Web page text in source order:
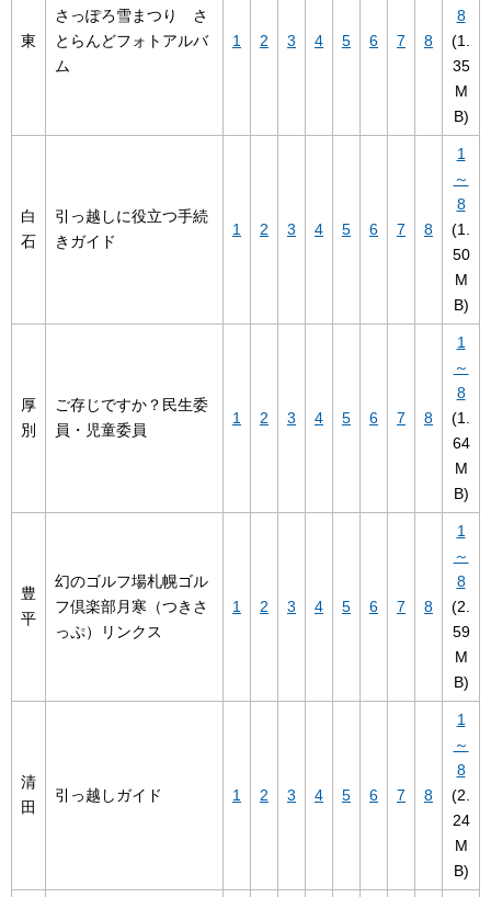
東
さっぽろ雪まつり さ
とらんどフォトアルバ
ム
1 2 3 4 5 6 7 8
8
(1.
35
M
B)
白
石
引っ越しに役立つ手続
きガイド
1 2 3 4 5 6 7 8
1
～
8
(1.
50
M
B)
厚
別
ご存じですか？民生委
員・児童委員
1 2 3 4 5 6 7 8
1
～
8
(1.
64
M
B)
豊
平
幻のゴルフ場札幌ゴル
フ倶楽部月寒（つきさ
っぷ）リンクス
1 2 3 4 5 6 7 8
1
～
8
(2.
59
M
B)
清
田
引っ越しガイド 1 2 3 4 5 6 7 8
1
～
8
(2.
24
M
B)